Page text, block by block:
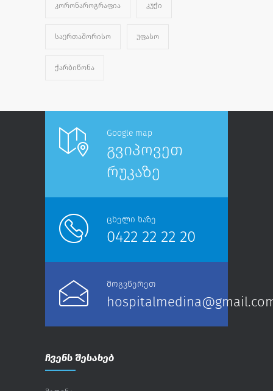
ᲙᲝᲠᲝᲜᲐᲠᲝᲒᲠᲐᲤᲘᲐ ᲙᲣᲭᲘ
ᲡᲐᲔᲠᲗᲐᲨᲝᲠᲘᲡᲝ ᲣᲤᲐᲡᲝ
ᲭᲐᲠᲑᲘᲬᲝᲜᲐ
Google map
გვიპოვეთ
რუკაზე
ცხელი ხაზე
0422 22 22 20
მოგვწერეთ
ჩვენს შესახებ